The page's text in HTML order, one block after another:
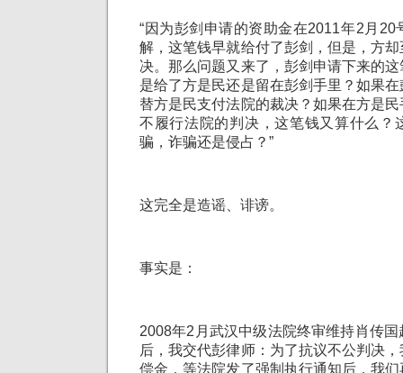
“因为彭剑申请的资助金在2011年2月20
解，这笔钱早就给付了彭剑，但是，方
决。那么问题又来了，彭剑申请下来的
是给了方是民还是留在彭剑手里？如果
替方是民支付法院的裁决？如果在方是
不履行法院的判决，这笔钱又算什么？
骗，诈骗还是侵占？”
这完全是造谣、诽谤。
事实是：
2008年2月武汉中级法院终审维持肖传
后，我交代彭律师：为了抗议不公判决
偿金，等法院发了强制执行通知后，我